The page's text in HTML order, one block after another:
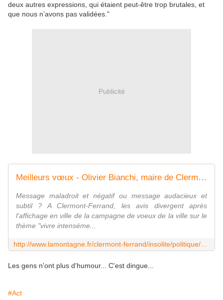
deux autres expressions, qui étaient peut-être trop brutales, et
que nous n’avons pas validées."
Publicité
Meilleurs vœux - Olivier Bianchi, maire de Clermont-Ferrand : le second degré pour "montrer nos atouts"
Message maladroit et négatif ou message audacieux et
subtil ? A Clermont-Ferrand, les avis divergent après
l'affichage en ville de la campagne de voeux de la ville sur le
thème "vivre intenséme...
Les gens n'ont plus d'humour... C'est dingue...
#Act